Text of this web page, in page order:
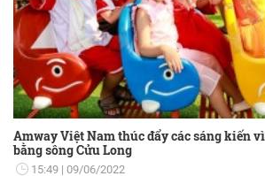
Amway Việt Nam thúc đẩy các sáng kiến
bằng sông Cửu Long
15:49 09/06/2022